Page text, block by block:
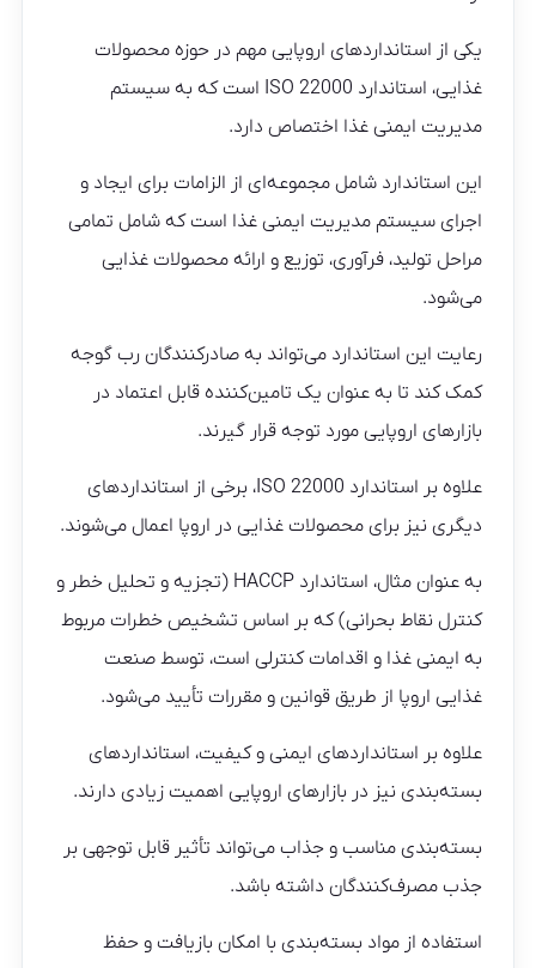
یکی از استانداردهای اروپایی مهم در حوزه محصولات
غذایی، استاندارد ISO 22000 است که به سیستم
مدیریت ایمنی غذا اختصاص دارد.
این استاندارد شامل مجموعه‌ای از الزامات برای ایجاد و
اجرای سیستم مدیریت ایمنی غذا است که شامل تمامی
مراحل تولید، فرآوری، توزیع و ارائه محصولات غذایی
می‌شود.
رعایت این استاندارد می‌تواند به صادرکنندگان رب گوجه
کمک کند تا به عنوان یک تامین‌کننده قابل اعتماد در
بازارهای اروپایی مورد توجه قرار گیرند.
علاوه بر استاندارد ISO 22000، برخی از استانداردهای
دیگری نیز برای محصولات غذایی در اروپا اعمال می‌شوند.
به عنوان مثال، استاندارد HACCP (تجزیه و تحلیل خطر و
کنترل نقاط بحرانی) که بر اساس تشخیص خطرات مربوط
به ایمنی غذا و اقدامات کنترلی است، توسط صنعت
غذایی اروپا از طریق قوانین و مقررات تأیید می‌شود.
علاوه بر استانداردهای ایمنی و کیفیت، استانداردهای
بسته‌بندی نیز در بازارهای اروپایی اهمیت زیادی دارند.
بسته‌بندی مناسب و جذاب می‌تواند تأثیر قابل توجهی بر
جذب مصرف‌کنندگان داشته باشد.
استفاده از مواد بسته‌بندی با امکان بازیافت و حفظ